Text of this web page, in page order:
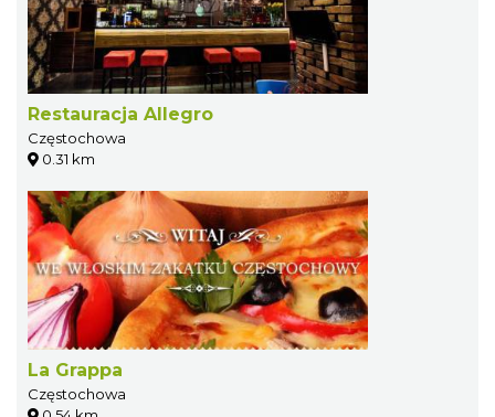
Restauracja Allegro
Częstochowa
0.31 km
La Grappa
Częstochowa